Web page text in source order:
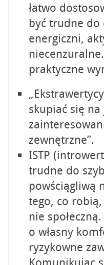
łatwo
być trudne do
energiczni,
praktyczne
skupiać się
zewnętrzne”.
ISTP
trudne do
powściągliwą
tego, co
nie
o własny
ryzykowne